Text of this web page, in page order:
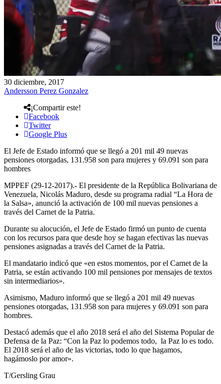
30 diciembre, 2017
Andersson Perez Gonzalez
¡Compartir este!
Facebook
Twitter
Google Plus
El Jefe de Estado informó que se llegó a 201 mil 49 nuevas
pensiones otorgadas, 131.958 son para mujeres y 69.091 son para
hombres
MPPEF (29-12-2017).- El presidente de la República Bolivariana de
Venezuela, Nicolás Maduro, desde su programa radial “La Hora de
la Salsa», anunció la activación de 100 mil nuevas pensiones a
través del Carnet de la Patria.
Durante su alocución, el Jefe de Estado firmó un punto de cuenta
con los recursos para que desde hoy se hagan efectivas las nuevas
pensiones asignadas a través del Carnet de la Patria.
El mandatario indicó que «en estos momentos, por el Carnet de la
Patria, se están activando 100 mil pensiones por mensajes de textos
sin intermediarios».
Asimismo, Maduro informó que se llegó a 201 mil 49 nuevas
pensiones otorgadas, 131.958 son para mujeres y 69.091 son para
hombres.
Destacó además que el año 2018 será el año del Sistema Popular de
Defensa de la Paz: “Con la Paz lo podemos todo, la Paz lo es todo.
El 2018 será el año de las victorias, todo lo que hagamos,
hagámoslo por amor».
T/Gersling Grau